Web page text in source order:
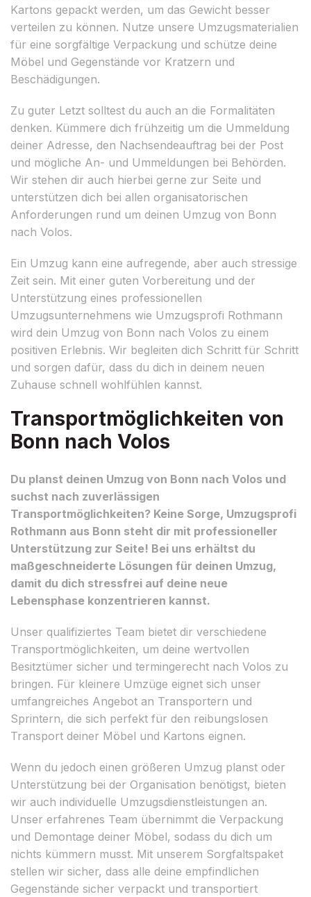
Kartons gepackt werden, um das Gewicht besser
verteilen zu können. Nutze unsere Umzugsmaterialien
für eine sorgfältige Verpackung und schütze deine
Möbel und Gegenstände vor Kratzern und
Beschädigungen.
Zu guter Letzt solltest du auch an die Formalitäten
denken. Kümmere dich frühzeitig um die Ummeldung
deiner Adresse, den Nachsendeauftrag bei der Post
und mögliche An- und Ummeldungen bei Behörden.
Wir stehen dir auch hierbei gerne zur Seite und
unterstützen dich bei allen organisatorischen
Anforderungen rund um deinen Umzug von Bonn
nach Volos.
Ein Umzug kann eine aufregende, aber auch stressige
Zeit sein. Mit einer guten Vorbereitung und der
Unterstützung eines professionellen
Umzugsunternehmens wie Umzugsprofi Rothmann
wird dein Umzug von Bonn nach Volos zu einem
positiven Erlebnis. Wir begleiten dich Schritt für Schritt
und sorgen dafür, dass du dich in deinem neuen
Zuhause schnell wohlfühlen kannst.
Transportmöglichkeiten von
Bonn nach Volos
Du planst deinen Umzug von Bonn nach Volos und
suchst nach zuverlässigen
Transportmöglichkeiten? Keine Sorge, Umzugsprofi
Rothmann aus Bonn steht dir mit professioneller
Unterstützung zur Seite! Bei uns erhältst du
maßgeschneiderte Lösungen für deinen Umzug,
damit du dich stressfrei auf deine neue
Lebensphase konzentrieren kannst.
Unser qualifiziertes Team bietet dir verschiedene
Transportmöglichkeiten, um deine wertvollen
Besitztümer sicher und termingerecht nach Volos zu
bringen. Für kleinere Umzüge eignet sich unser
umfangreiches Angebot an Transportern und
Sprintern, die sich perfekt für den reibungslosen
Transport deiner Möbel und Kartons eignen.
Wenn du jedoch einen größeren Umzug planst oder
Unterstützung bei der Organisation benötigst, bieten
wir auch individuelle Umzugsdienstleistungen an.
Unser erfahrenes Team übernimmt die Verpackung
und Demontage deiner Möbel, sodass du dich um
nichts kümmern musst. Mit unserem Sorgfaltspaket
stellen wir sicher, dass alle deine empfindlichen
Gegenstände sicher verpackt und transportiert